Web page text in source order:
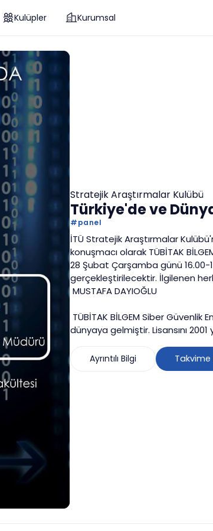
Kulüpler Kurumsal
Stratejik Araştırmalar Kulübü
Türkiye'de ve
#panel
İTÜ Stratejik Araştırmalar
konuşmacı olarak TÜBİTAK
28 Şubat Çarşamba günü 16.00-
gerçekleştirilecektir. İlgilenen
MUSTAFA DAYIOĞLU
TÜBİTAK BİLGEM Siber
dünyaya gelmiştir. Lisansını
tamamlamıştır. 2001 yılında
TÜBİTAK BİLGEM’de çeşitli
Ayrıntılı Bilgi Takvime